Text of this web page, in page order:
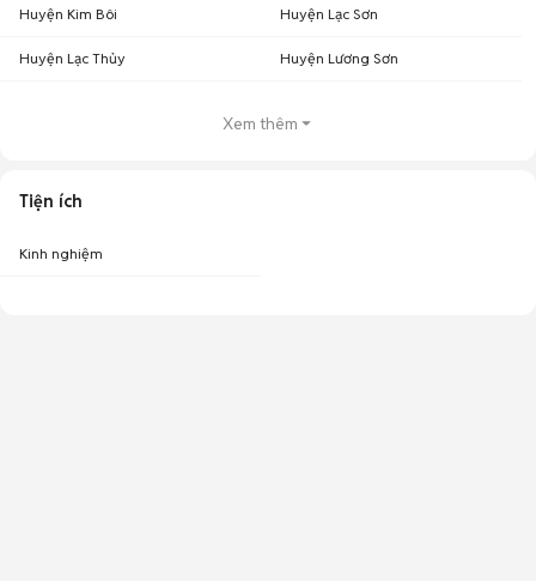
Huyện Kim Bôi Huyện Lạc Sơn
Huyện Lạc Thủy Huyện Lương Sơn
Xem thêm
Tiện ích
Kinh nghiệm